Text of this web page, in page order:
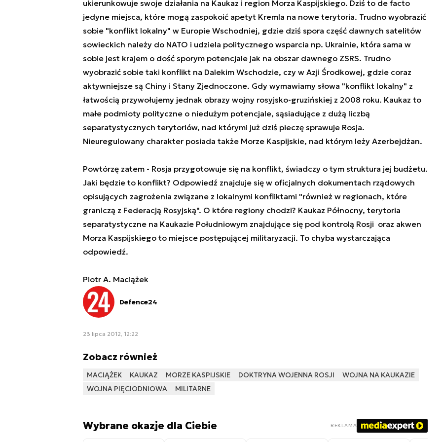
ukierunkowuje swoje działania na Kaukaz i region Morza Kaspijskiego. Dziś to de facto
jedyne miejsca, które mogą zaspokoić apetyt Kremla na nowe terytoria. Trudno wyobrazić
sobie "konflikt lokalny" w Europie Wschodniej, gdzie dziś spora część dawnych satelitów
sowieckich należy do NATO i udziela politycznego wsparcia np. Ukrainie, która sama w
sobie jest krajem o dość sporym potencjale jak na obszar dawnego ZSRS. Trudno
wyobrazić sobie taki konflikt na Dalekim Wschodzie, czy w Azji Środkowej, gdzie coraz
aktywniejsze są Chiny i Stany Zjednoczone. Gdy wymawiamy słowa "konflikt lokalny" z
łatwością przywołujemy jednak obrazy wojny rosyjsko-gruzińskiej z 2008 roku. Kaukaz to
małe podmioty polityczne o niedużym potencjale, sąsiadujące z dużą liczbą
separatystycznych terytoriów, nad którymi już dziś pieczę sprawuje Rosja.
Nieuregulowany charakter posiada także Morze Kaspijskie, nad którym leży Azerbejdżan.
Powtórzę zatem - Rosja przygotowuje się na konflikt, świadczy o tym struktura jej budżetu.
Jaki będzie to konflikt? Odpowiedź znajduje się w oficjalnych dokumentach rządowych
opisujących zagrożenia związane z lokalnymi konfliktami "również w regionach, które
graniczą z Federacją Rosyjską". O które regiony chodzi? Kaukaz Północny, terytoria
separatystyczne na Kaukazie Południowym znajdujące się pod kontrolą Rosji oraz akwen
Morza Kaspijskiego to miejsce postępującej militaryzacji. To chyba wystarczająca
odpowiedź.
Piotr A. Maciążek
Defence24
23 lipca 2012, 12:22
Zobacz również
MACIĄŻEK KAUKAZ MORZE KASPIJSKIE DOKTRYNA WOJENNA ROSJI
WOJNA NA KAUKAZIE
WOJNA PIĘCIODNIOWA
MILITARNE
Wybrane okazje dla Ciebie REKLAMA